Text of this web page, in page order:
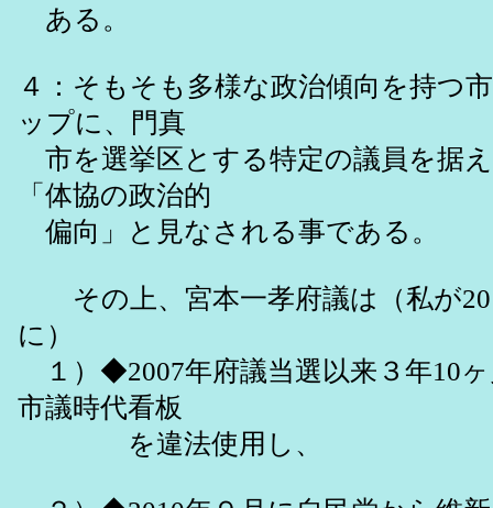
ある。
４：そもそも多様な政治傾向を持つ
ップに、門真
市を選挙区とする特定の議員を据
「体協の政治的
偏向」と見なされる事である。
その上、宮本一孝府議は（私が
に）
１）◆2007年府議当選以来３年10
市議時代看板
を違法使用し、